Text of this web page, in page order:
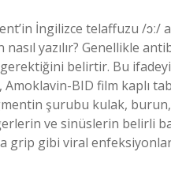
İngilizce telaffuzu /
yazılır? Genellikle
gerektiğini belirtir. Bu
BID film kaplı
şurubu kulak,
ve sinüslerin belirli
grip gibi viral